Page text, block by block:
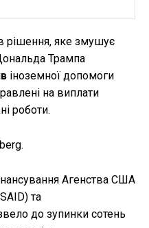
рішення, яке змушує
Трампа
іноземної допомоги
на виплати
роботи.
Агенства США
та
до зупинки сотень